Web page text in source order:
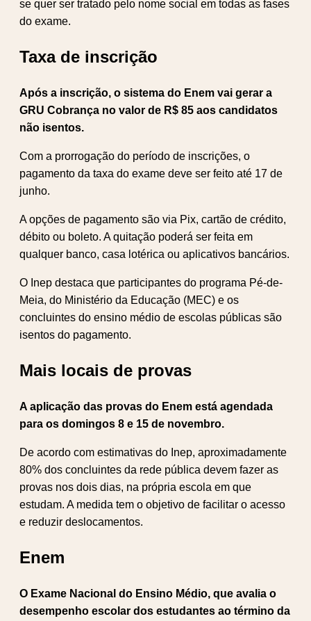
se quer ser tratado pelo nome social em todas as fases
do exame.
Taxa de inscrição
Após a inscrição, o sistema do Enem vai gerar a
GRU Cobrança no valor de R$ 85 aos candidatos
não isentos.
Com a prorrogação do período de inscrições, o
pagamento da taxa do exame deve ser feito até 17 de
junho.
A opções de pagamento são via Pix, cartão de crédito,
débito ou boleto. A quitação poderá ser feita em
qualquer banco, casa lotérica ou aplicativos bancários.
O Inep destaca que participantes do programa Pé-de-
Meia, do Ministério da Educação (MEC) e os
concluintes do ensino médio de escolas públicas são
isentos do pagamento.
Mais locais de provas
A aplicação das provas do Enem está agendada
para os domingos 8 e 15 de novembro.
De acordo com estimativas do Inep, aproximadamente
80% dos concluintes da rede pública devem fazer as
provas nos dois dias, na própria escola em que
estudam. A medida tem o objetivo de facilitar o acesso
e reduzir deslocamentos.
Enem
O Exame Nacional do Ensino Médio, que avalia o
desempenho escolar dos estudantes ao término da